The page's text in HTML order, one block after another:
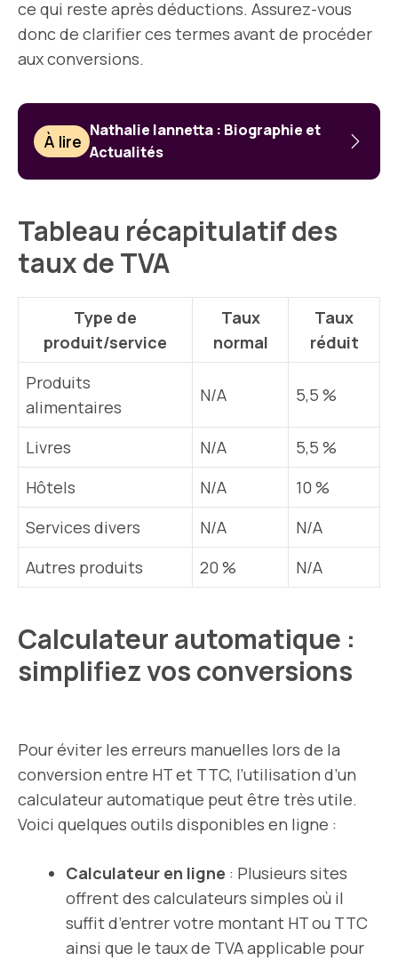
ce qui reste après déductions. Assurez-vous
donc de clarifier ces termes avant de procéder
aux conversions.
À lire
Nathalie Iannetta : Biographie et
Actualités
Tableau récapitulatif des
taux de TVA
Type de
produit/service
Taux
normal
Taux
réduit
Produits
alimentaires
N/A 5,5 %
Livres N/A
5,5 %
Hôtels
N/A
10 %
Services divers
N/A
N/A
Autres produits
20 % N/A
Calculateur automatique :
simplifiez vos conversions
Pour éviter les erreurs manuelles lors de la
conversion entre HT et TTC, l’utilisation d’un
calculateur automatique peut être très utile.
Voici quelques outils disponibles en ligne :
Calculateur en ligne : Plusieurs sites
offrent des calculateurs simples où il
suffit d’entrer votre montant HT ou TTC
ainsi que le taux de TVA applicable pour